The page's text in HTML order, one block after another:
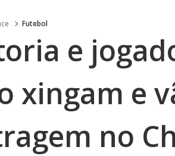
Futebol
e
xingam e
no